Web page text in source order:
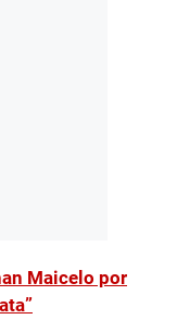
Maicelo por